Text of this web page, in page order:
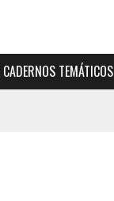
CADERNOS TEMÁTICOS